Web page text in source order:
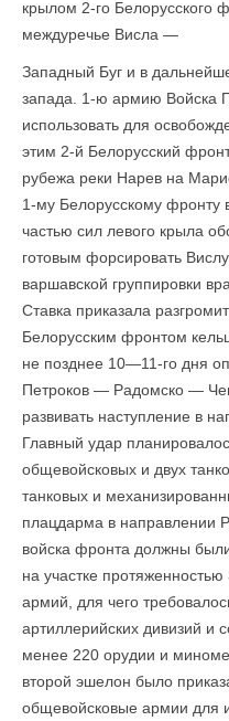
крылом 2-го Белорусского
междуречье Висла —
Западный Буг и в
запада. 1-ю армию Войска
использовать для
этим 2-й Белорусский
рубежа реки Нарев на
1-му Белорусскому фронту
частью сил левого крыла
готовым фор­сировать
варшавской группировки
Ставка приказала
Белорусским фронтом
не позднее 10—11-го дня
Петроков — Радомско —
развивать наступление в
Главный удар
общевойсковых и двух
танковых и
плацдарма в направлении
войска фронта должны
на участке
армий, для чего
артиллерийских дивизий и
менее 220 орудии и
второй эшелон было
общевойсковые армии для